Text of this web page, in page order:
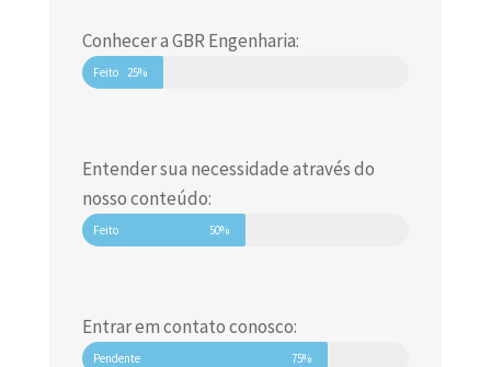
Conhecer a GBR Engenharia:
Feito 25%
Entender sua necessidade através do
nosso conteúdo:
Feito 50%
Entrar em contato conosco:
Pendente 75%